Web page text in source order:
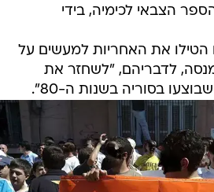
הצבאי לכימיה, בידי
הטילו את האחריות למעשים על
לדבריהם, "לשחזר את
בסוריה בשנות ה-80".